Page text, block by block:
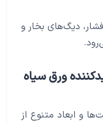
دیگ‌های بخار و
ورق سیاه
و ابعاد متنوع از